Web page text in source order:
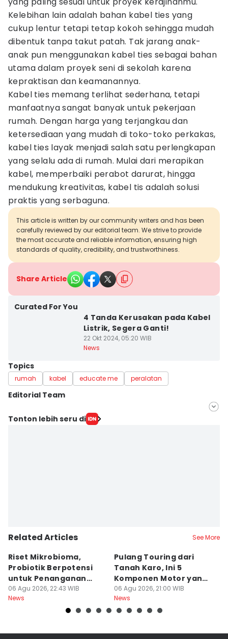
Kelebihan lain adalah bahan kabel ties yang
cukup lentur tetapi tetap kokoh sehingga mudah
dibentuk tanpa takut patah. Tak jarang anak-
anak pun menggunakan kabel ties sebagai bahan
utama dalam proyek seni di sekolah karena
kepraktisan dan keamanannya.
Kabel ties memang terlihat sederhana, tetapi
manfaatnya sangat banyak untuk pekerjaan
rumah. Dengan harga yang terjangkau dan
ketersediaan yang mudah di toko-toko perkakas,
kabel ties layak menjadi salah satu perlengkapan
yang selalu ada di rumah. Mulai dari merapikan
kabel, memperbaiki perabot darurat, hingga
mendukung kreativitas, kabel tis adalah solusi
praktis yang serbaguna.
This article is written by our community writers and has been
carefully reviewed by our editorial team. We strive to provide
the most accurate and reliable information, ensuring high
standards of quality, credibility, and trustworthiness.
Share Article
Curated For You
4 Tanda Kerusakan pada Kabel
Listrik, Segera Ganti!
22 Okt 2024, 05:20 WIB
News
Topics
rumah kabel educate me peralatan
Editorial Team
Editor
Tonton lebih seru di
Related Articles See More
Riset Mikrobioma,
Probiotik Berpotensi
untuk Penanganan
Jerawat
06 Agu 2026, 22:43 WIB
News
Pulang Touring dari
Tanah Karo, Ini 5
Komponen Motor yang
Wajib Dicek
06 Agu 2026, 21:00 WIB
News